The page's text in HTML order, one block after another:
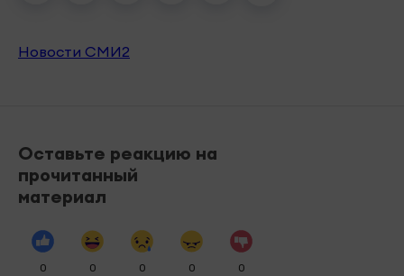
Новости СМИ2
Оставьте реакцию на
прочитанный
материал
0 0 0 0 0